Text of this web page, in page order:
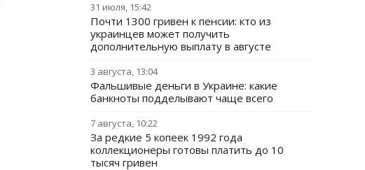
31 июля, 15:42
Почти 1300 гривен к пенсии: кто из
украинцев может получить
дополнительную выплату в августе
3 августа, 13:04
Фальшивые деньги в Украине: какие
банкноты подделывают чаще всего
7 августа, 10:22
За редкие 5 копеек 1992 года
коллекционеры готовы платить до 10
тысяч гривен